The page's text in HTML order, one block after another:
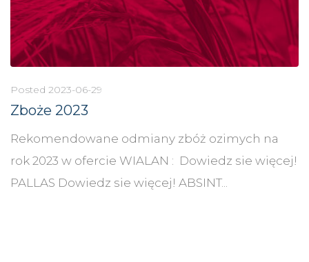
Posted 2023-06-29
Zboże 2023
Rekomendowane odmiany zbóż ozimych na
rok 2023 w ofercie WIALAN : Dowiedz sie więcej!
PALLAS Dowiedz sie więcej! ABSINT...